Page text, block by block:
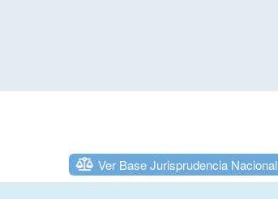
Ver Base Jurisprudencia Nacional